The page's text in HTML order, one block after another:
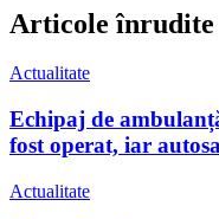
Articole înrudite
Actualitate
Echipaj de
fost operat, iar
Actualitate